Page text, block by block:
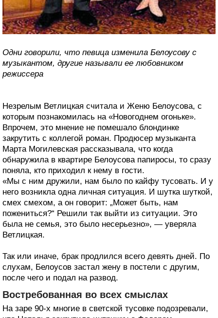
Одни говорили, что певица изменила Белоусову с
музыкантом, другие называли ее любовником
режиссера
Незрелым Ветлицкая считала и Женю Белоусова, с
которым познакомилась на «Новогоднем огоньке».
Впрочем, это мнение не помешало блондинке
закрутить с коллегой роман. Продюсер музыканта
Марта Могилевская рассказывала, что когда
обнаружила в квартире Белоусова папиросы, то сразу
поняла, кто приходил к нему в гости.
«Мы с ним дружили, нам было по кайфу тусовать. И у
него возникла одна личная ситуация. И шутка шуткой,
смех смехом, а он говорит: „Может быть, нам
пожениться?“ Решили так выйти из ситуации. Это
была не семья, это было несерьезно», — уверяла
Ветлицкая.
Так или иначе, брак продлился всего девять дней. По
слухам, Белоусов застал жену в постели с другим,
после чего и подал на развод.
Востребованная во всех смыслах
На заре 90-х многие в светской тусовке подозревали,